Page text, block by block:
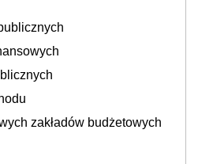
zakładów budżetowych